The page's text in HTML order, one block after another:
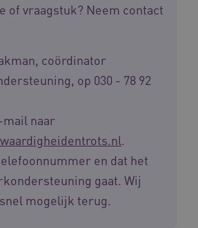
of vraagstuk? Neem contact
coördinator
op 030 - 78 92
naar
.
en dat het
gaat. Wij
mogelijk terug.
.waardigheidentrots.nl